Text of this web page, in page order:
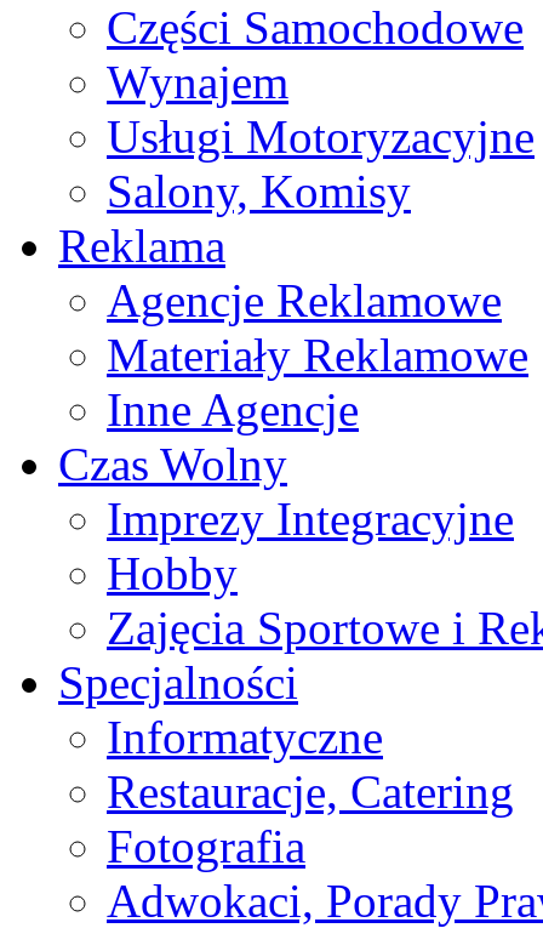
Części Samochodowe
Wynajem
Usługi Motoryzacyjne
Salony, Komisy
Reklama
Agencje Reklamowe
Materiały Reklamowe
Inne Agencje
Czas Wolny
Imprezy Integracyjne
Hobby
Zajęcia Sportowe i
Specjalności
Informatyczne
Restauracje, Catering
Fotografia
Adwokaci, Porady